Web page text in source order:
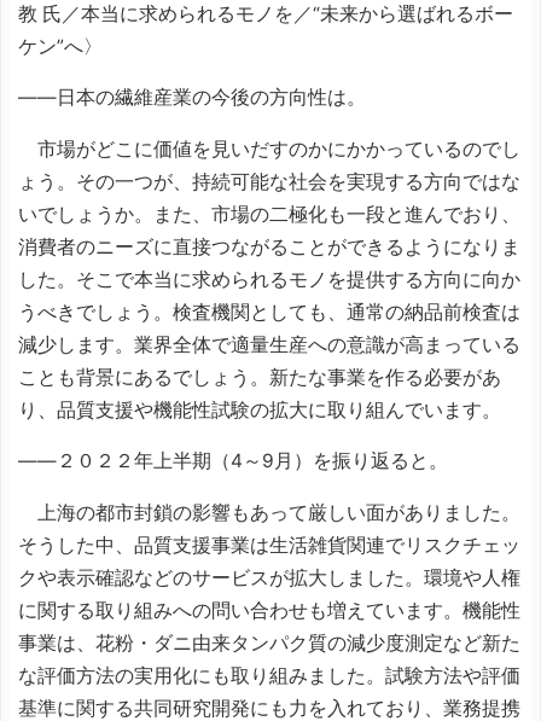
教 氏／本当に求められるモノを／“未来から選ばれるボー
ケン”へ〉
――日本の繊維産業の今後の方向性は。
市場がどこに価値を見いだすのかにかかっているのでし
ょう。その一つが、持続可能な社会を実現する方向ではな
いでしょうか。また、市場の二極化も一段と進んでおり、
消費者のニーズに直接つながることができるようになりま
した。そこで本当に求められるモノを提供する方向に向か
うべきでしょう。検査機関としても、通常の納品前検査は
減少します。業界全体で適量生産への意識が高まっている
ことも背景にあるでしょう。新たな事業を作る必要があ
り、品質支援や機能性試験の拡大に取り組んでいます。
――２０２２年上半期（4～9月）を振り返ると。
上海の都市封鎖の影響もあって厳しい面がありました。
そうした中、品質支援事業は生活雑貨関連でリスクチェッ
クや表示確認などのサービスが拡大しました。環境や人権
に関する取り組みへの問い合わせも増えています。機能性
事業は、花粉・ダニ由来タンパク質の減少度測定など新た
な評価方法の実用化にも取り組みました。試験方法や評価
基準に関する共同研究開発にも力を入れており、業務提携